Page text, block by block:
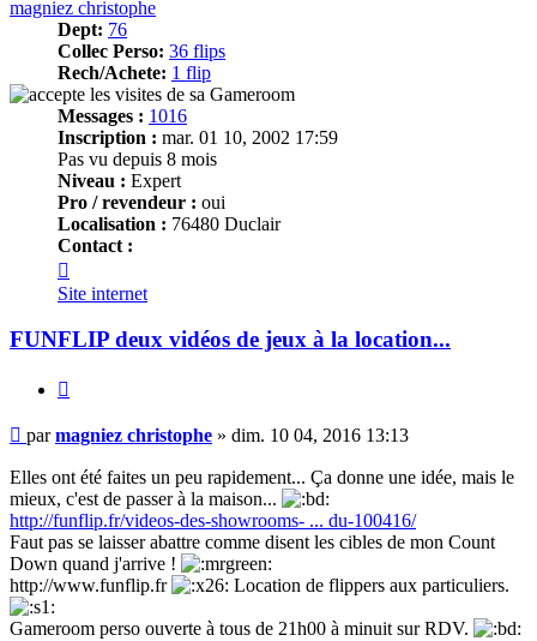
magniez christophe
Dept: 76
Collec Perso: 36 flips
Rech/Achete: 1 flip
Messages : 1016
Inscription : mar. 01 10, 2002 17:59
Pas vu depuis 8 mois
Niveau : Expert
Pro / revendeur : oui
Localisation : 76480 Duclair
Contact :
magniez
christophe
Site internet
FUNFLIP deux vidéos de jeux à la location...
Message
parmagniez christophe » dim. 10 04, 2016 13:13
Elles ont été faites un peu rapidement... Ça donne une idée, mais le
mieux, c'est de passer à la maison...
http://funflip.fr/videos-des-showrooms- ... du-100416/
Faut pas se laisser abattre comme disent les cibles de mon Count
Down quand j'arrive !
http://www.funflip.fr
Location de flippers aux particuliers.
Gameroom perso ouverte à tous de 21h00 à minuit sur RDV.